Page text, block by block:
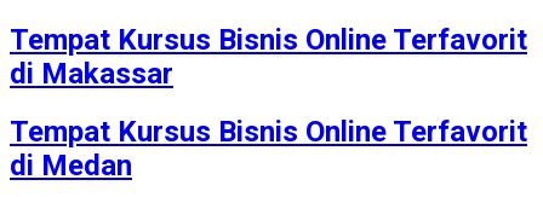
Tempat Kursus Bisnis Online Terfavorit
di Makassar
Tempat Kursus Bisnis Online Terfavorit
di Medan